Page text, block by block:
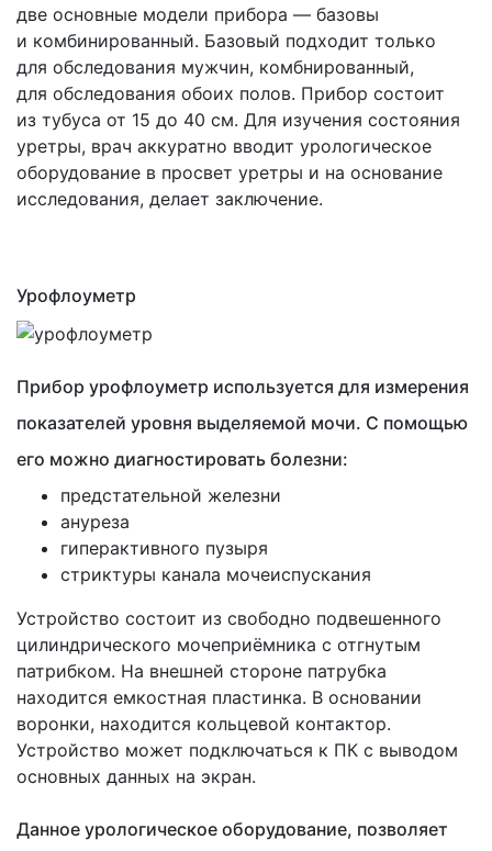
две основные модели прибора — базовы
и комбинированный. Базовый подходит только
для обследования мужчин, комбнированный,
для обследования обоих полов. Прибор состоит
из тубуса от 15 до 40 см. Для изучения состояния
уретры, врач аккуратно вводит урологическое
оборудование в просвет уретры и на основание
исследования, делает заключение.
Урофлоуметр
Прибор урофлоуметр используется для измерения
показателей уровня выделяемой мочи. С помощью
его можно диагностировать болезни:
предстательной железни
ануреза
гиперактивного пузыря
стриктуры канала мочеиспускания
Устройство состоит из свободно подвешенного
цилиндрического мочеприёмника с отгнутым
патрибком. На внешней стороне патрубка
находится емкостная пластинка. В основании
воронки, находится кольцевой контактор.
Устройство может подключаться к ПК с выводом
основных данных на экран.
Данное урологическое оборудование, позволяет